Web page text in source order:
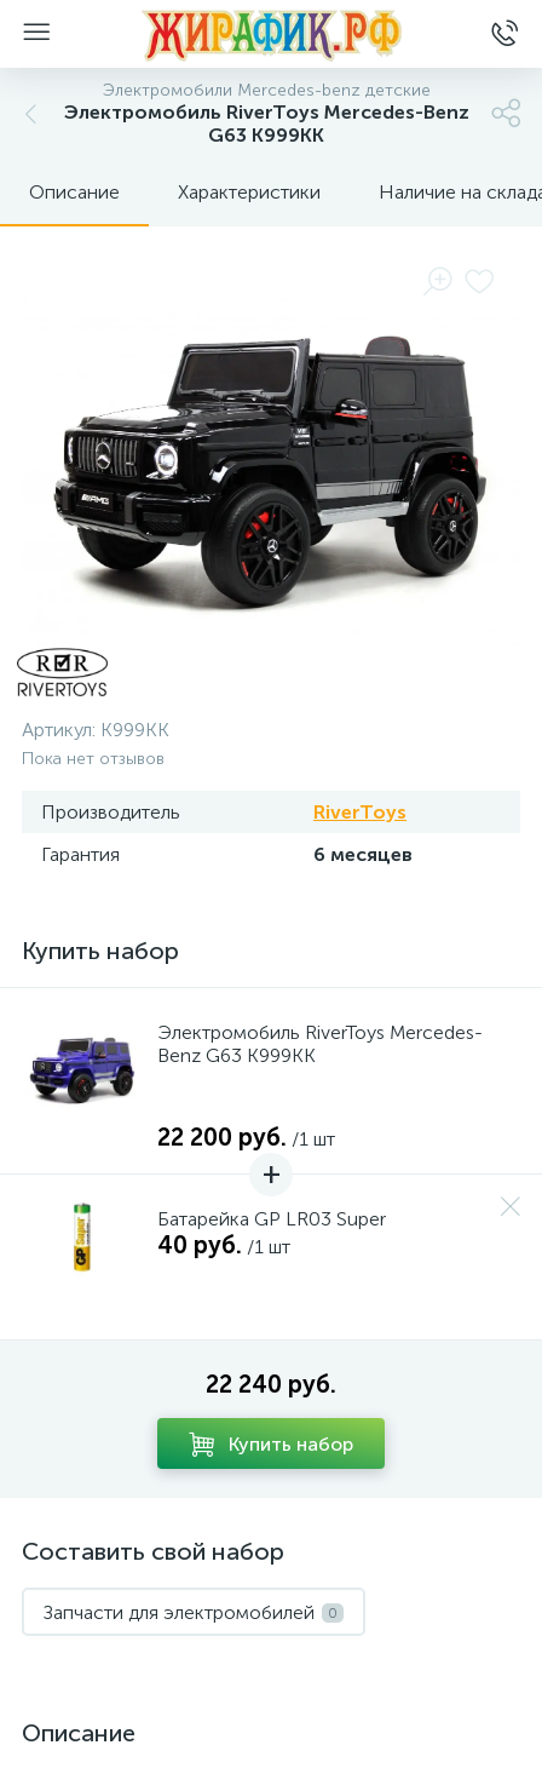
Электромобили Mercedes-benz детские
Электромобиль RiverToys Mercedes-Benz
G63 K999KK
Описание Характеристики Наличие на
Артикул: K999KK
Пока нет отзывов
Производитель
RiverToys
Гарантия
6 месяцев
Купить набор
Электромобиль RiverToys Mercedes-
Benz G63 K999KK
22 200 руб. /1 шт
Батарейка GP LR03 Super
40 руб. /1 шт
22 240 руб.
Купить набор
Составить свой набор
Запчасти для электромобилей 0
Описание